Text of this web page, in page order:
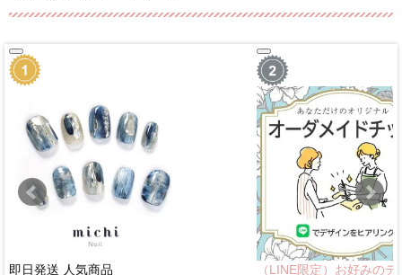
即日発送 人気商品
（LINE限定）お好みのデ